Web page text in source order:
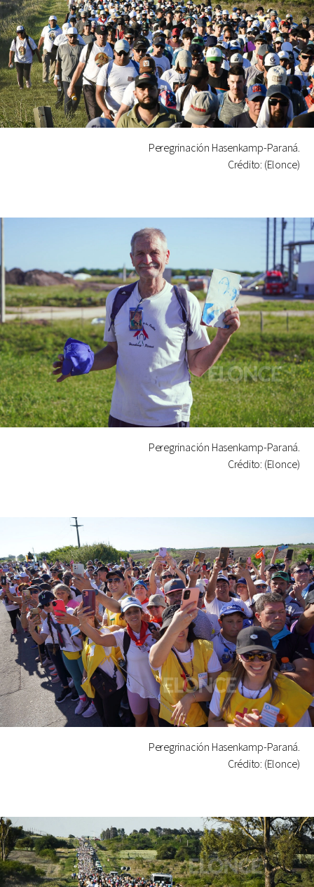
Peregrinación Hasenkamp-Paraná.
Crédito: (Elonce)
Peregrinación Hasenkamp-Paraná.
Crédito: (Elonce)
Peregrinación Hasenkamp-Paraná.
Crédito: (Elonce)